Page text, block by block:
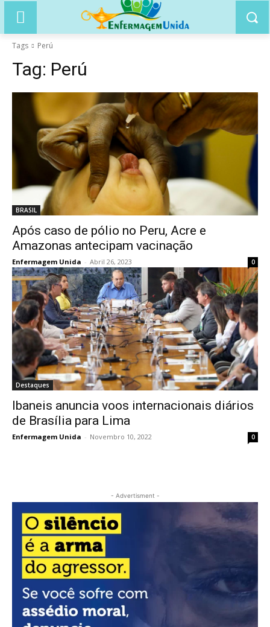
Tags Perú
Tag: Perú
BRASIL
Após caso de pólio no Peru, Acre e
Amazonas antecipam vacinação
Enfermagem Unida - Abril 26, 2023 0
Destaques
Ibaneis anuncia voos internacionais diários
de Brasília para Lima
Enfermagem Unida - Novembro 10, 2022 0
- Advertisment -